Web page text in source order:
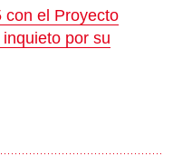
con el Proyecto
por su